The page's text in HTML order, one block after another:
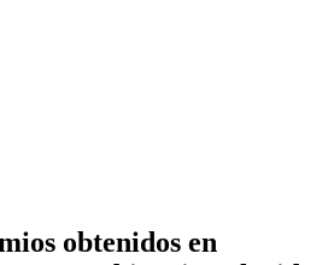
obtenidos en